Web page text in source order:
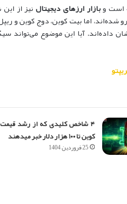
است وبازار ارزهای دیجیتالنیز از
شده‌اند، اما بیت کوین، دوج کوین و
داده‌اند. آیا این موضوع می‌تواند
۴ شاخص کلیدی که از رشد
کوین تا ۱۰۰ هزار دلار خبر می‎دهند
25 فروردین 1404